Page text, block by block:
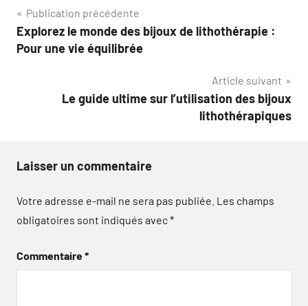
Navigation
de
Publication précédente
Explorez le monde des bijoux de lithothérapie :
Pour une vie équilibrée
Article suivant
Le guide ultime sur l’utilisation des bijoux
lithothérapiques
Laisser un commentaire
Votre adresse e-mail ne sera pas publiée. Les champs
obligatoires sont indiqués avec*
Commentaire*